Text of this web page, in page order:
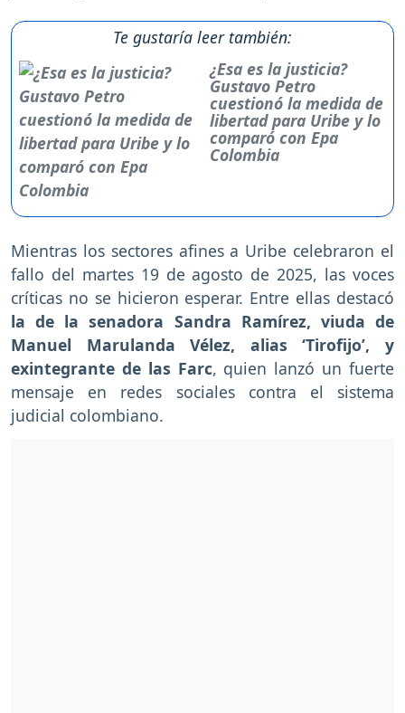
Te gustaría leer también:
¿Esa es la justicia?
Gustavo Petro
cuestionó la medida de
libertad para Uribe y lo
comparó con Epa
Colombia
Mientras los sectores afines a Uribe celebraron el
fallo del martes 19 de agosto de 2025, las voces
críticas no se hicieron esperar. Entre ellas destacó
la de la senadora Sandra Ramírez, viuda de
Manuel Marulanda Vélez, alias ‘Tirofijo’, y
exintegrante de las Farc, quien lanzó un fuerte
mensaje en redes sociales contra el sistema
judicial colombiano.